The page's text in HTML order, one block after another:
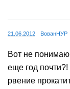
21.06.2012 ВованНУР
Вот не
еще год
рвение